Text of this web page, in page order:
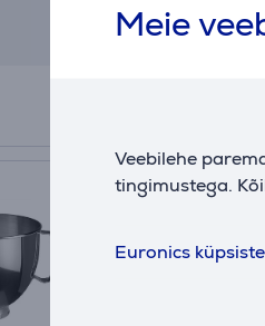
Meie
Veebilehe
tingimustega.
Euronics